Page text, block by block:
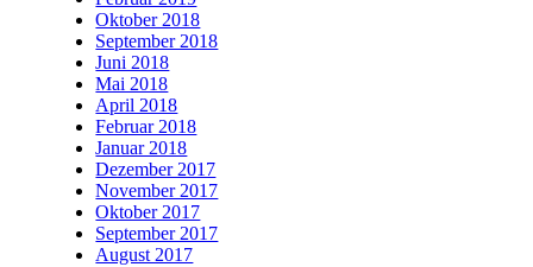
Oktober 2018
September 2018
Juni 2018
Mai 2018
April 2018
Februar 2018
Januar 2018
Dezember 2017
November 2017
Oktober 2017
September 2017
August 2017